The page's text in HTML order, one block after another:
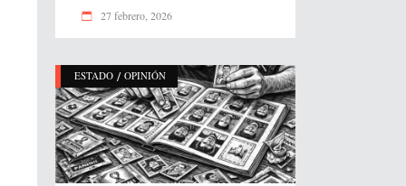
27 febrero, 2026
ESTADO / OPINIÓN